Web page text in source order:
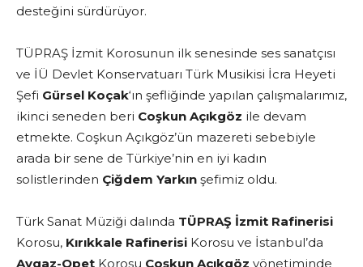
desteğini sürdürüyor.
TÜPRAŞ İzmit Korosunun ilk senesinde ses sanatçısı
ve İÜ Devlet Konservatuarı Türk Musikisi İcra Heyeti
Şefi Gürsel Koçak‘ın şefliğinde yapılan çalışmalarımız,
ikinci seneden beri Coşkun Açıkgöz ile devam
etmekte. Coşkun Açıkgöz’ün mazereti sebebiyle
arada bir sene de Türkiye’nin en iyi kadın
solistlerinden Çiğdem Yarkın şefimiz oldu.
Türk Sanat Müziği dalında TÜPRAŞ İzmit Rafinerisi
Korosu, Kırıkkale Rafinerisi Korosu ve İstanbul’da
Aygaz-Opet Korosu Coşkun Açıkgöz yönetiminde